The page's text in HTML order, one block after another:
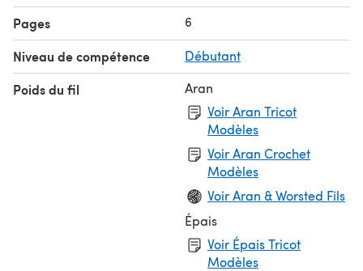
Pages 6
Niveau de compétence Débutant
Poids du fil
Aran
Voir Aran Tricot
Modèles
Voir Aran Crochet
Modèles
Voir Aran & Worsted Fils
Épais
Voir Épais Tricot
Modèles